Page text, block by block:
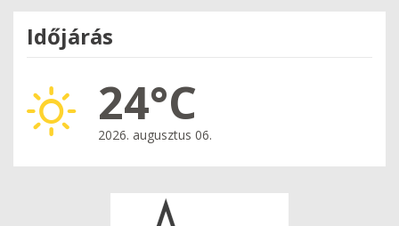
Időjárás
24°C
2026. augusztus 06.